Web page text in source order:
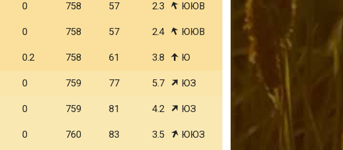
0 758 57 2.3 ЮЮВ
0 758 57 2.4 ЮЮВ
0.2 758 61 3.8 Ю
0 759 77 5.7 ЮЗ
0 759 81 4.2 ЮЗ
0 760 83 3.5 ЮЮЗ